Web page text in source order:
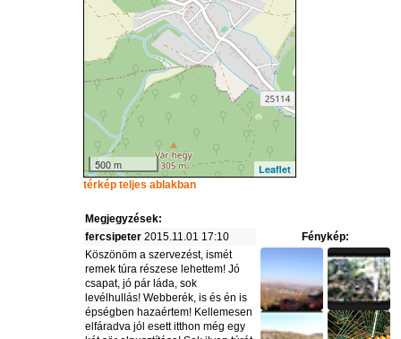
500 m Leaflet
térkép teljes ablakban
Megjegyzések:
fercsipeter 2015.11.01 17:10
Fénykép:
Köszönöm a szervezést, ismét
remek túra részese lehettem! Jó
csapat, jó pár láda, sok
levélhullás! Webberék, is és én is
épségben hazaértem! Kellemesen
elfáradva jól esett itthon még egy